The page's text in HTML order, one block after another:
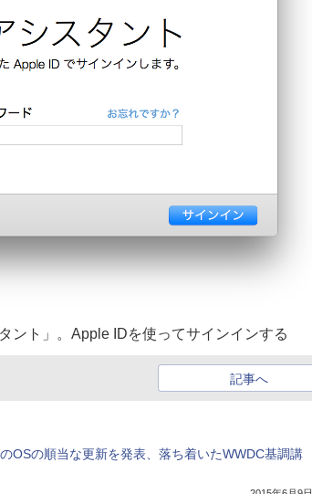
ント」。Apple IDを使ってサインインする
記事へ
OSの順当な更新を発表、落ち着いたWWDC基調講